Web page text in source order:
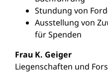
Stundung von
Ausstellung von
für Spenden
Frau K. Geiger
Liegenschaften und